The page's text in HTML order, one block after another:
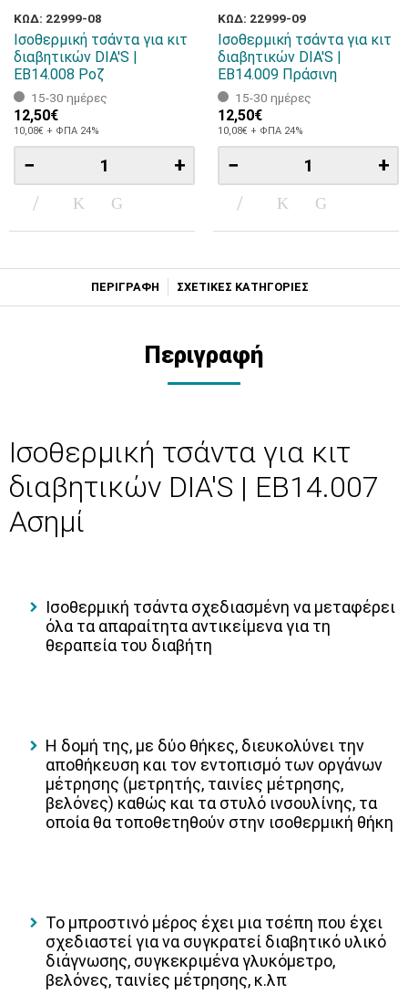
ΚΩΔ: 22999-08
Ισοθερμική τσάντα για κιτ
διαβητικών DIA'S |
EB14.008 Ροζ
15-30 ημέρες
12,50€
10,08€ + ΦΠΑ 24%
− +
ΚΩΔ: 22999-09
Ισοθερμική τσάντα για κιτ
διαβητικών DIA'S |
EB14.009 Πράσινη
15-30 ημέρες
12,50€
10,08€ + ΦΠΑ 24%
− +
ΠΕΡΙΓΡΑΦΗ ΣΧΕΤΙΚΕΣ ΚΑΤΗΓΟΡΙΕΣ
Περιγραφή
Ισοθερμική τσάντα για κιτ
διαβητικών DIA'S | EB14.007
Ασημί
Ισοθερμική τσάντα σχεδιασμένη να μεταφέρει
όλα τα απαραίτητα αντικείμενα για τη
θεραπεία του διαβήτη
Η δομή της, με δύο θήκες, διευκολύνει την
αποθήκευση και τον εντοπισμό των οργάνων
μέτρησης (μετρητής, ταινίες μέτρησης,
βελόνες) καθώς και τα στυλό ινσουλίνης, τα
οποία θα τοποθετηθούν στην ισοθερμική θήκη
Το μπροστινό μέρος έχει μια τσέπη που έχει
σχεδιαστεί για να συγκρατεί διαβητικό υλικό
διάγνωσης, συγκεκριμένα γλυκόμετρο,
βελόνες, ταινίες μέτρησης, κ.λπ